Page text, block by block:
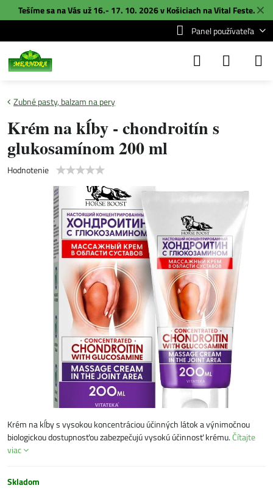
✕
Tešíme sa na Vás už 16.- 17. 10. 2026 v Košiciach naVital Feste.
Panel používateľa
Zubné pasty, balzam na pery
Krém na kĺby - chondroitín s
glukosamínom 200 ml
Hodnotenie
Krém na kĺby s vysokou koncentráciou účinných látok a výnimočnou
biologickou dostupnosťou zabezpečujú vysokú účinnosť krému.Čítajte
viac
Skladom